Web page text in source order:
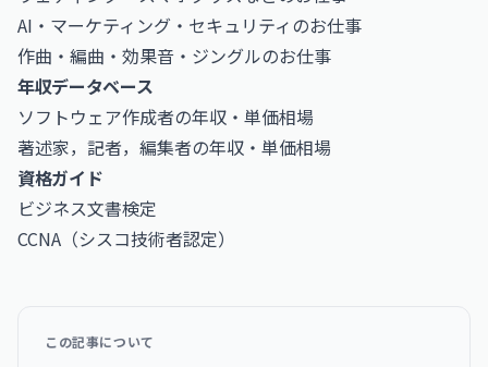
AI・マーケティング・セキュリティのお仕事
作曲・編曲・効果音・ジングルのお仕事
年収データベース
ソフトウェア作成者の年収・単価相場
著述家，記者，編集者の年収・単価相場
資格ガイド
ビジネス文書検定
CCNA（シスコ技術者認定）
この記事について